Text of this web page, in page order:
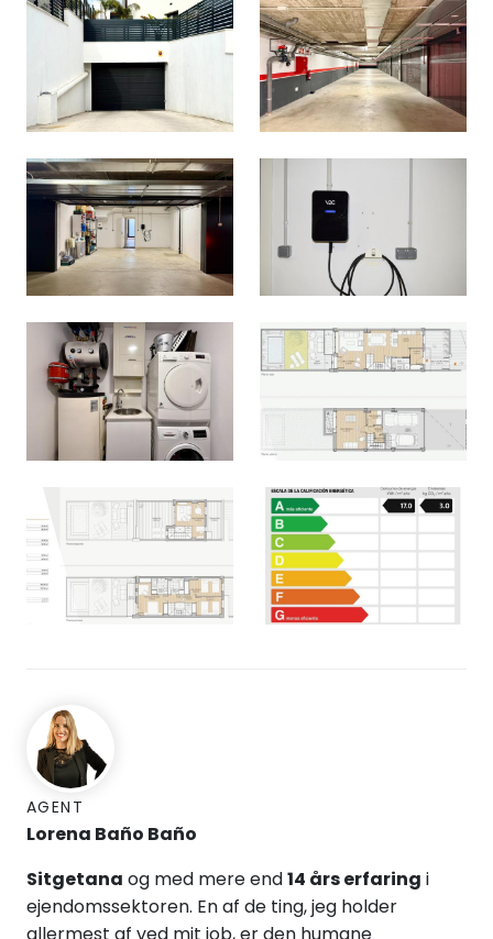
AGENT
Lorena Baño Baño
Sitgetana og med mere end14 års erfaring i
ejendomssektoren. En af de ting, jeg holder
allermest af ved mit job, er den humane